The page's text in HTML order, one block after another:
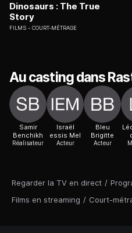
Regarder la TV en direct /
Films en streaming / Court-
Dinosaurs : The True
Story
FILMS COURT-MÉTRAGE
Au casting dans
Samir
Benchikh
Réalisateur
Israël
essis Mel
Acteur
Bleu
Brigitte
Acteur